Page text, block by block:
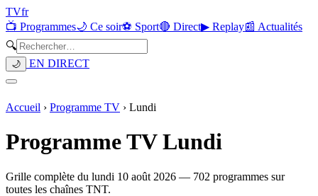
TVfr
📺 Programmes🌙 Ce soir⚽ Sport🔴 Direct▶ Replay📰 Actualités
🔍
🌙 EN DIRECT
Accueil › Programme TV › Lundi
Programme TV Lundi
Grille complète du lundi 10 août 2026 — 702 programmes sur
toutes les chaînes TNT.